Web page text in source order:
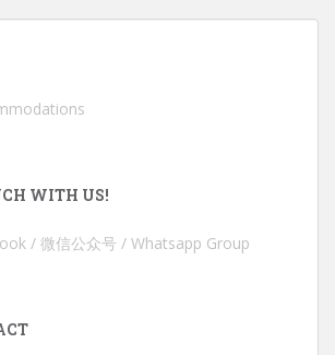
WITH US!
/ 微信公众号 / Whatsapp Group